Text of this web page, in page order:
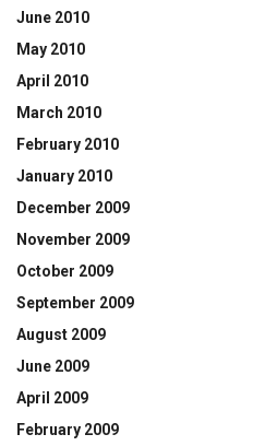
June 2010
May 2010
April 2010
March 2010
February 2010
January 2010
December 2009
November 2009
October 2009
September 2009
August 2009
June 2009
April 2009
February 2009